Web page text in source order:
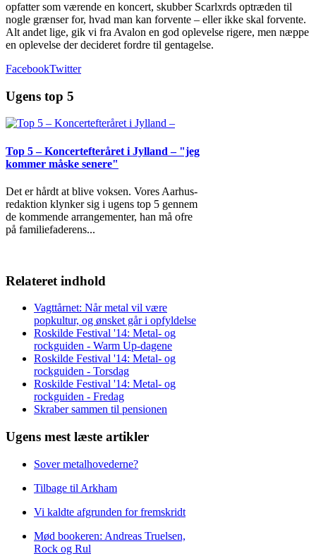
opfatter som værende en koncert, skubber Scarlxrds optræden til
nogle grænser for, hvad man kan forvente – eller ikke skal forvente.
Alt andet lige, gik vi fra Avalon en god oplevelse rigere, men næppe
en oplevelse der decideret fordre til gentagelse.
FacebookTwitter
Ugens top 5
Top 5 – Koncertefteråret i Jylland – "jeg
kommer måske senere"
Det er hårdt at blive voksen. Vores Aarhus-
redaktion klynker sig i ugens top 5 gennem
de kommende arrangementer, han må ofre
på familiefaderens...
Relateret indhold
Vagttårnet: Når metal vil være
popkultur, og ønsket går i opfyldelse
Roskilde Festival '14: Metal- og
rockguiden - Warm Up-dagene
Roskilde Festival '14: Metal- og
rockguiden - Torsdag
Roskilde Festival '14: Metal- og
rockguiden - Fredag
Skraber sammen til pensionen
Ugens mest læste artikler
Sover metalhovederne?
Tilbage til Arkham
Vi kaldte afgrunden for fremskridt
Mød bookeren: Andreas Truelsen,
Rock og Rul